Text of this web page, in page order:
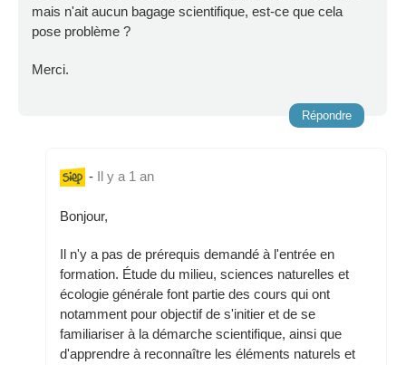
mais n'ait aucun bagage scientifique, est-ce que cela
pose problème ?
Merci.
Répondre
- Il y a 1 an
Bonjour,
Il n'y a pas de prérequis demandé à l'entrée en
formation. Étude du milieu, sciences naturelles et
écologie générale font partie des cours qui ont
notamment pour objectif de s'initier et de se
familiariser à la démarche scientifique, ainsi que
d'apprendre à reconnaître les éléments naturels et